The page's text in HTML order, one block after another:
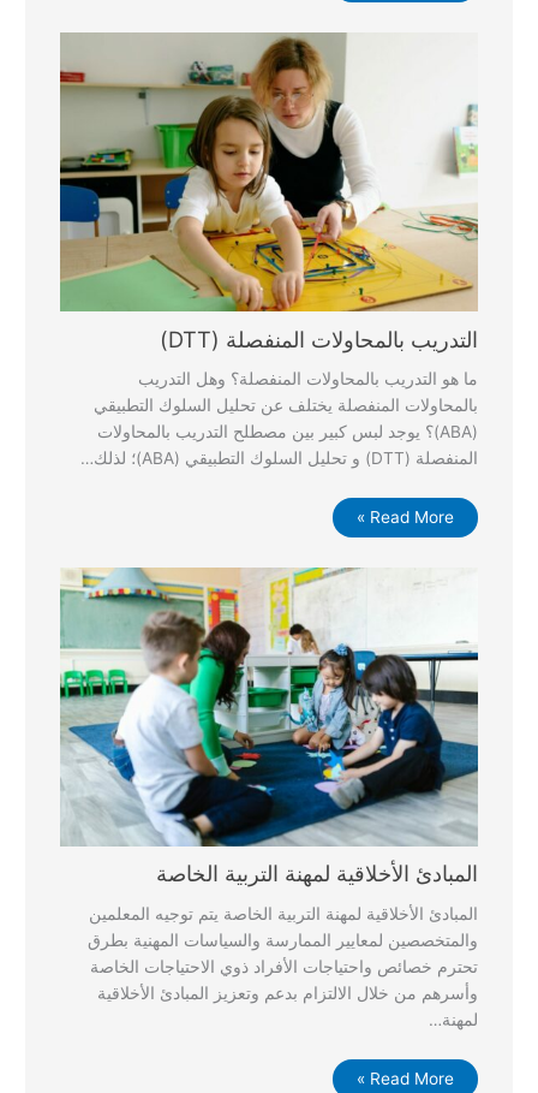
التدريب بالمحاولات المنفصلة (DTT)
ما هو التدريب بالمحاولات المنفصلة؟ وهل التدريب
بالمحاولات المنفصلة يختلف عن تحليل السلوك التطبيقي
(ABA)؟ يوجد لبس كبير بين مصطلح التدريب بالمحاولات
المنفصلة (DTT) و تحليل السلوك التطبيقي (ABA)؛ لذلك…
Read More »
المبادئ الأخلاقية لمهنة التربية الخاصة
المبادئ الأخلاقية لمهنة التربية الخاصة يتم توجيه المعلمين
والمتخصصين لمعايير الممارسة والسياسات المهنية بطرق
تحترم خصائص واحتياجات الأفراد ذوي الاحتياجات الخاصة
وأسرهم من خلال الالتزام بدعم وتعزيز المبادئ الأخلاقية
لمهنة…
Read More »